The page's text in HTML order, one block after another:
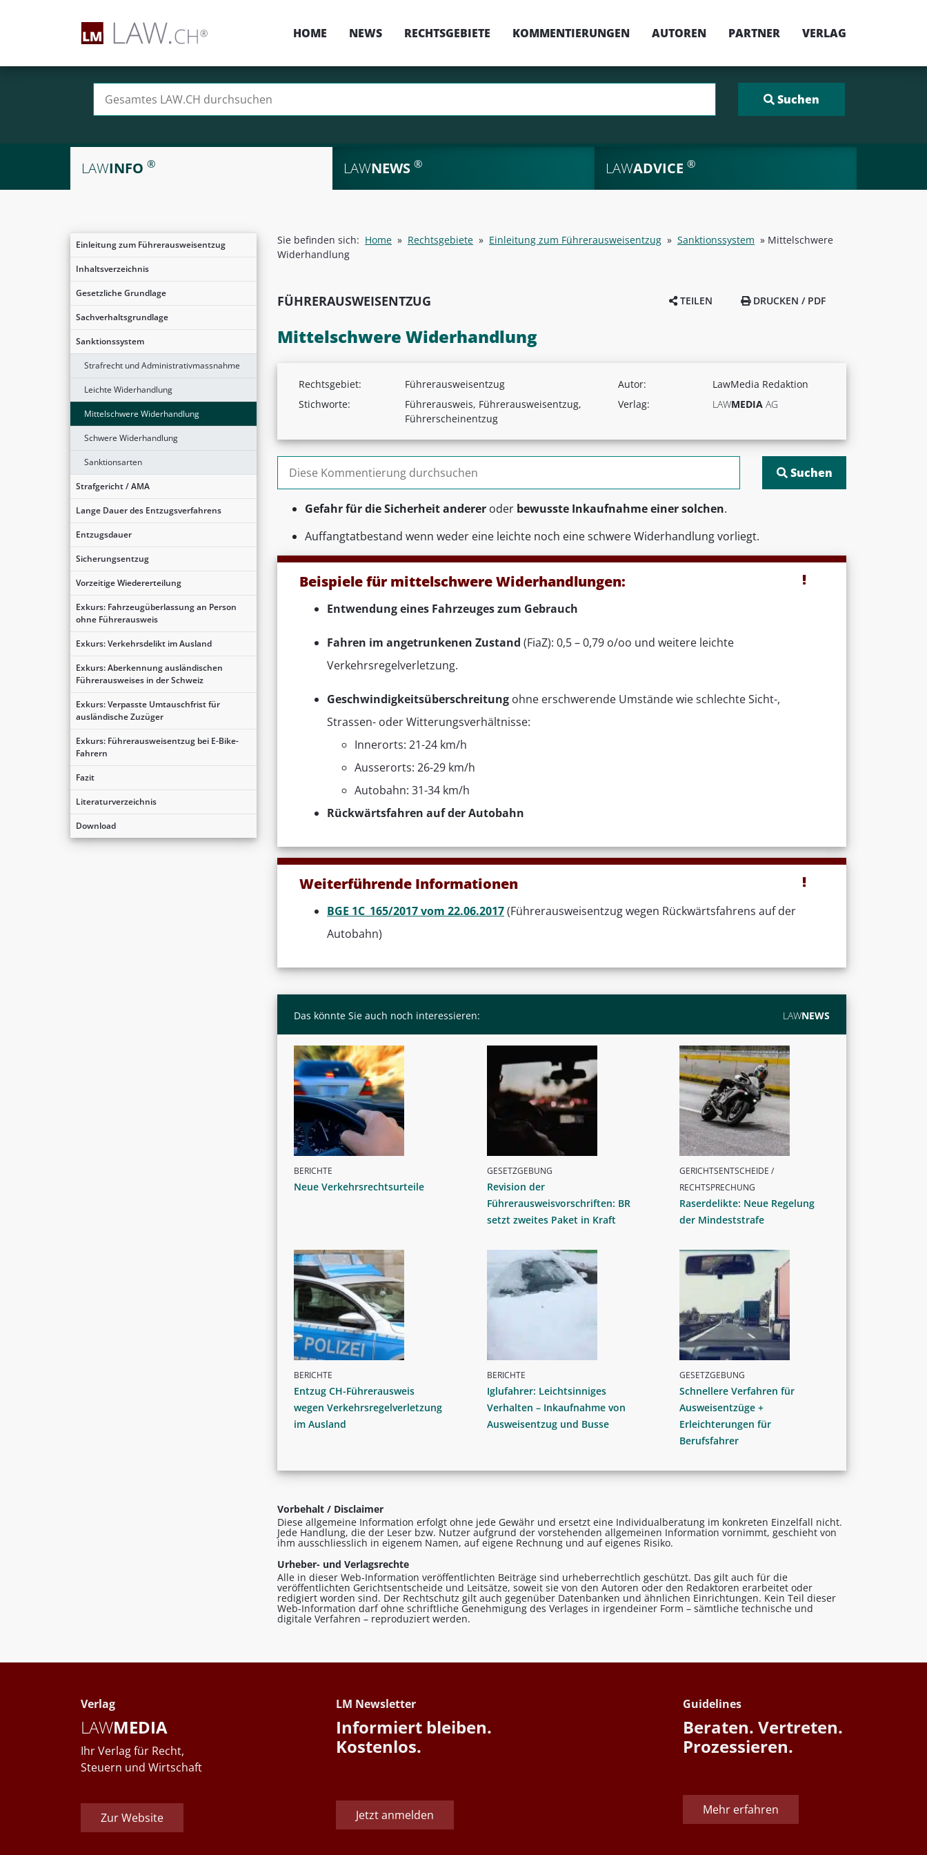
HOME NEWS RECHTSGEBIETE KOMMENTIERUNGEN AUTOREN PARTNER VERLAG
LAWINFO ® LAWNEWS ® LAWADVICE ®
Einleitung zum Führerausweisentzug
Inhaltsverzeichnis
Gesetzliche Grundlage
Sachverhaltsgrundlage
Sanktionssystem
Strafrecht und Administrativmassnahme
Leichte Widerhandlung
Mittelschwere Widerhandlung
Schwere Widerhandlung
Sanktionsarten
Strafgericht / AMA
Lange Dauer des Entzugsverfahrens
Entzugsdauer
Sicherungsentzug
Vorzeitige Wiedererteilung
Exkurs: Fahrzeugüberlassung an Person
ohne Führerausweis
Exkurs: Verkehrsdelikt im Ausland
Exkurs: Aberkennung ausländischen
Führerausweises in der Schweiz
Exkurs: Verpasste Umtauschfrist für
ausländische Zuzüger
Exkurs: Führerausweisentzug bei E-Bike-
Fahrern
Fazit
Literaturverzeichnis
Download
Sie befinden sich: Home » Rechtsgebiete » Einleitung zum Führerausweisentzug » Sanktionssystem » Mittelschwere
Widerhandlung
FÜHRERAUSWEISENTZUG TEILEN DRUCKEN / PDF
Mittelschwere Widerhandlung
Rechtsgebiet:
Führerausweisentzug
Stichworte:
Führerausweis, Führerausweisentzug,
Führerscheinentzug
Autor:
LawMedia Redaktion
Verlag:
LAWMEDIA AG
Gefahr für die Sicherheit anderer oder bewusste Inkaufnahme einer solchen.
Auffangtatbestand wenn weder eine leichte noch eine schwere Widerhandlung vorliegt.
Beispiele für mittelschwere Widerhandlungen:
Entwendung eines Fahrzeuges zum Gebrauch
Fahren im angetrunkenen Zustand (FiaZ): 0,5 – 0,79 o/oo und weitere leichte
Verkehrsregelverletzung.
Geschwindigkeitsüberschreitung ohne erschwerende Umstände wie schlechte Sicht-,
Strassen- oder Witterungsverhältnisse:
Innerorts: 21-24 km/h
Ausserorts: 26-29 km/h
Autobahn: 31-34 km/h
Rückwärtsfahren auf der Autobahn
Weiterführende Informationen
BGE 1C_165/2017 vom 22.06.2017(Führerausweisentzug wegen Rückwärtsfahrens auf der
Autobahn)
Das könnte Sie auch noch interessieren: LAWNEWS
BERICHTE
Neue Verkehrsrechtsurteile
GESETZGEBUNG
Revision der
Führerausweisvorschriften: BR
setzt zweites Paket in Kraft
GERICHTSENTSCHEIDE /
RECHTSPRECHUNG
Raserdelikte: Neue Regelung
der Mindeststrafe
BERICHTE
Entzug CH-Führerausweis
wegen Verkehrsregelverletzung
im Ausland
BERICHTE
Iglufahrer: Leichtsinniges
Verhalten – Inkaufnahme von
Ausweisentzug und Busse
GESETZGEBUNG
Schnellere Verfahren für
Ausweisentzüge +
Erleichterungen für
Berufsfahrer
Vorbehalt / Disclaimer
Diese allgemeine Information erfolgt ohne jede Gewähr und ersetzt eine Individualberatung im konkreten Einzelfall nicht.
Jede Handlung, die der Leser bzw. Nutzer aufgrund der vorstehenden allgemeinen Information vornimmt, geschieht von
ihm ausschliesslich in eigenem Namen, auf eigene Rechnung und auf eigenes Risiko.
Urheber- und Verlagsrechte
Alle in dieser Web-Information veröffentlichten Beiträge sind urheberrechtlich geschützt. Das gilt auch für die
veröffentlichten Gerichtsentscheide und Leitsätze, soweit sie von den Autoren oder den Redaktoren erarbeitet oder
redigiert worden sind. Der Rechtschutz gilt auch gegenüber Datenbanken und ähnlichen Einrichtungen. Kein Teil dieser
Web-Information darf ohne schriftliche Genehmigung des Verlages in irgendeiner Form – sämtliche technische und
digitale Verfahren – reproduziert werden.
Verlag
LAWMEDIA
Ihr Verlag für Recht,
Steuern und Wirtschaft
Zur Website
LM Newsletter
Informiert bleiben.
Kostenlos.
Jetzt anmelden
Guidelines
Beraten. Vertreten.
Prozessieren.
Mehr erfahren